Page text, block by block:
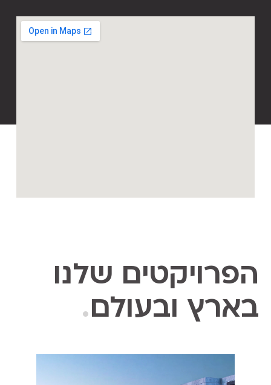
הפרויקטים שלנו
בארץ ובעולם.